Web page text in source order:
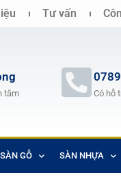
Tư vấn
tâm Có hỗ
SÀN GỖ SÀN NHỰA